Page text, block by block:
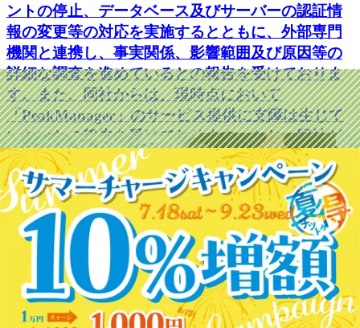
ントの停止、データベース及びサーバーの認証情
報の変更等の対応を実施するとともに、外部専門
機関と連携し、事実関係、影響範囲及び原因等の
詳細な調査を進めているとの報告を受けておりま
す。また、同社からは、現時点において
「PeakManager」のサービス提供に支障は生じて
いないとの報告を受けております。なお、同社が
現時点で確認している範囲では、対象データベー
スには、クレジットカード情報およびマイナンバ
ーに関する情報は含まれていないとの報告を受け
ております。 お客様ならびに関係者の皆様には、
多大なるご心配とご迷惑をおかけしておりますこ
とを、心よりお詫び申し上げます。 当グループで
は、引き続き株式会社EPARKリラク＆エステと緊
密に連携し、影響範囲の確認および情報収集に努